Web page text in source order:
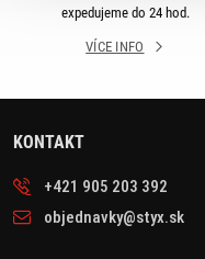
expedujeme do 24 hod.
VÍCE INFO
KONTAKT
+421 905 203 392
objednavky@styx.sk